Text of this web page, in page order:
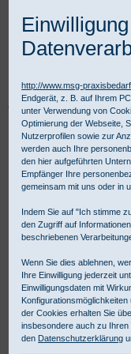
Praxisbedarf Shop
EKG-Geräte und Zubehör
http://www.msg-
Endgerät, z. B. auf Ihrem
unter Verwendung von
Optimierung der Webseite,
Nutzerprofilen sowie zur
werden auch Ihre
den hier aufgeführten
Empfänger Ihre
gemeinsam mit uns oder in
Indem Sie auf "Ich stimme
den Zugriff auf
beschriebenen
Wenn Sie dies ablehnen,
Ihre Einwilligung jederzeit
Einwilligungsdaten mit
der Cookies erhalten Sie
insbesondere auch zu
den Datenschutzerklärung